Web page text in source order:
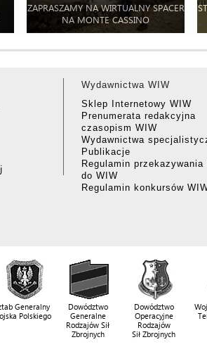
ZAPRASZAMY NA WIRTUALNY SPACER
NA MONTE CASSINO
Wydawnictwa WIW
Sklep Internetowy WIW
Prenumerata redakcyjna
czasopism WIW
Wydawnictwa
Publikacje
Regulamin przekazywania
do WIW
Regulamin konkursów
Generalny
Polskiego
Dowództwo
Generalne
Rodzajów Sił
Zbrojnych
Dowództwo
Operacyjne
Rodzajów
Sił Zbrojnych